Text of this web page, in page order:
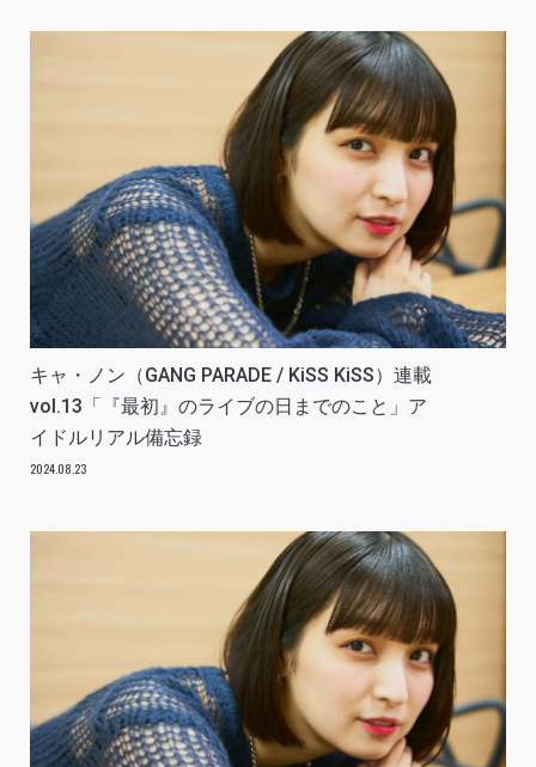
キャ・ノン（GANG PARADE / KiSS KiSS）連載
vol.13「『最初』のライブの日までのこと」ア
イドルリアル備忘録
2024.08.23